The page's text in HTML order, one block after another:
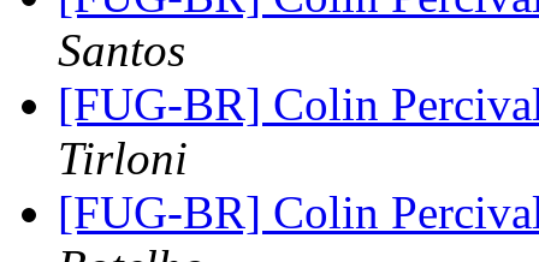
Santos
[FUG-BR] Colin
Tirloni
[FUG-BR] Colin